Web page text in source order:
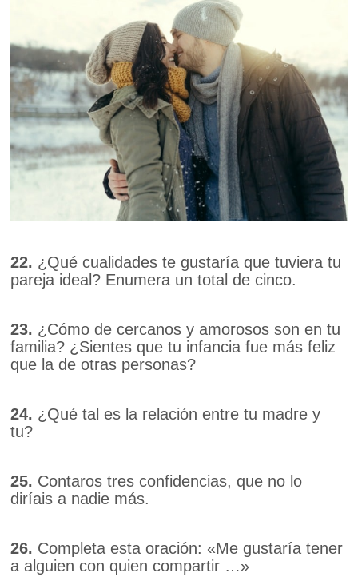
22. ¿Qué cualidades te gustaría que tuviera tu
pareja ideal? Enumera un total de cinco.
23. ¿Cómo de cercanos y amorosos son en tu
familia? ¿Sientes que tu infancia fue más feliz
que la de otras personas?
24. ¿Qué tal es la relación entre tu madre y
tu?
25. Contaros tres confidencias, que no lo
diríais a nadie más.
26. Completa esta oración: «Me gustaría tener
a alguien con quien compartir …»